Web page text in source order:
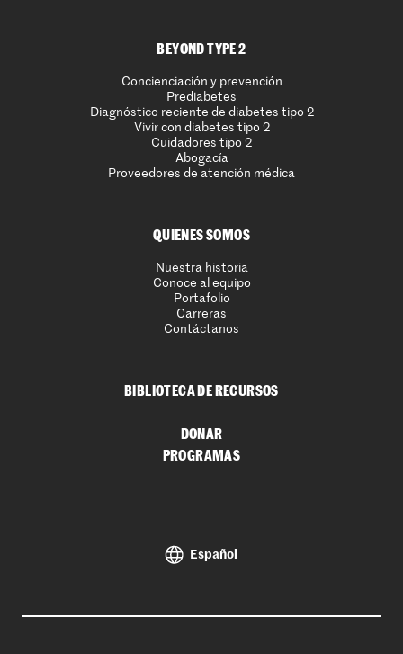
BEYOND TYPE 2
Concienciación y prevención
Prediabetes
Diagnóstico reciente de diabetes tipo 2
Vivir con diabetes tipo 2
Cuidadores tipo 2
Abogacía
Proveedores de atención médica
QUIENES SOMOS
Nuestra historia
Conoce al equipo
Portafolio
Carreras
Contáctanos
BIBLIOTECA DE RECURSOS
DONAR
PROGRAMAS
Español